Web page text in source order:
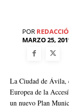
POR
MARZO 25,
La Ciudad de Ávila,
Europea de la
un nuevo Plan